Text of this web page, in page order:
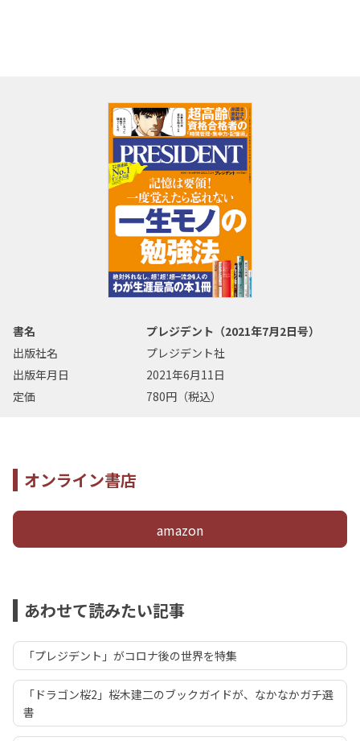
書名
プレジデント（2021年7月2日号）
出版社名
プレジデント社
出版年月日
2021年6月11日
定価
780円（税込）
オンライン書店
amazon
あわせて読みたい記事
「プレジデント」がコロナ後の世界を特集
「ドラゴン桜2」桜木建二のブックガイドが、なかなかガチ選
書